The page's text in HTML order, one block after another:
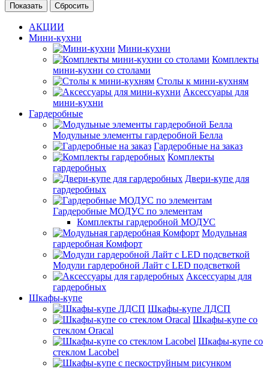
Сбросить
АКЦИИ
Мини-кухни
Мини-кухни
Комплекты
мини-кухни со столами
Столы к мини-кухням
Аксессуары для
мини-кухни
Гардеробные
Модульные элементы гардеробной Белла
Гардеробные на заказ
Комплекты
гардеробных
Двери-купе для
гардеробных
Гардеробные МОДУС по элементам
Комплекты гардеробной МОДУС
Модульная
гардеробная Комфорт
Модули гардеробной Лайт с LED подсветкой
Аксессуары для
гардеробных
Шкафы-купе
Шкафы-купе ЛДСП
Шкафы-купе со
стеклом Oracal
Шкафы-купе со
стеклом Lacobel